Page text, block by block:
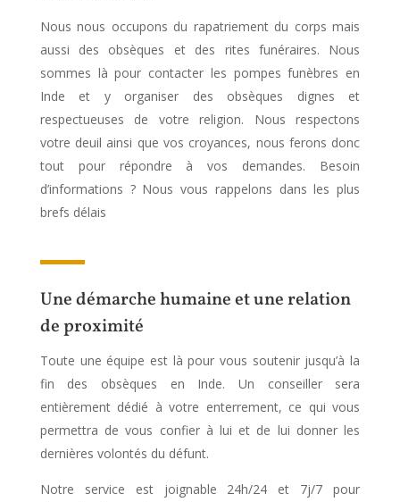
Nous nous occupons du rapatriement du corps mais
aussi des obsèques et des rites funéraires. Nous
sommes là pour contacter les pompes funèbres en
Inde et y organiser des obsèques dignes et
respectueuses de votre religion. Nous respectons
votre deuil ainsi que vos croyances, nous ferons donc
tout pour répondre à vos demandes. Besoin
d’informations ? Nous vous rappelons dans les plus
brefs délais
Une démarche humaine et une relation
de proximité
Toute une équipe est là pour vous soutenir jusqu’à la
fin des obsèques en Inde. Un conseiller sera
entièrement dédié à votre enterrement, ce qui vous
permettra de vous confier à lui et de lui donner les
dernières volontés du défunt.
Notre service est joignable 24h/24 et 7j/7 pour